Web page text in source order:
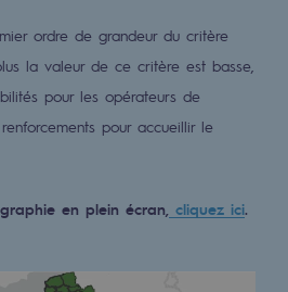
la biodiversité
sociale et
ordre de grandeur du critère
la valeur de ce critère est basse,
pour les opérateurs de
pour accueillir le
en plein écran, cliquez ici.